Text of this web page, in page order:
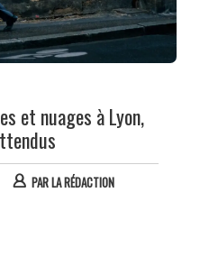
et nuages à Lyon,
PARLA RÉDACTION